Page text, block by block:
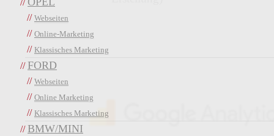
Webseiten
Online-Marketing
Klassisches Marketing
FORD
Webseiten
Online Marketing
Klassisches Marketing
BMW/MINI